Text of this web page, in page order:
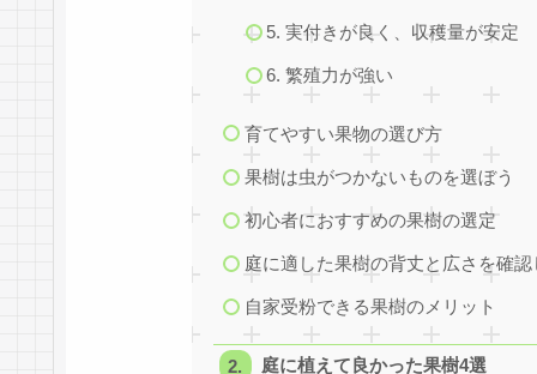
5. 実付きが良く、収穫量が安定
6. 繁殖力が強い
育てやすい果物の選び方
果樹は虫がつかないものを選ぼう
初心者におすすめの果樹の選定
庭に適した果樹の背丈と広さを確認
自家受粉できる果樹のメリット
庭に植えて良かった果樹4選